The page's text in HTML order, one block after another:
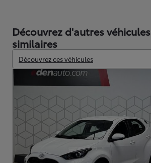
Découvrez d'autres
similaires
Découvrez ces véhicules